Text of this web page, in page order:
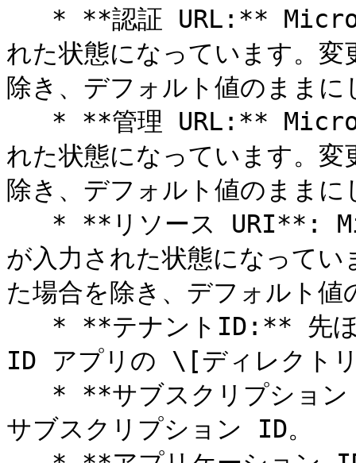
れた状態になっています。
除き、デフォルト値のままに
れた状態になっています。
除き、デフォルト値のままに
が入力された状態になって
た場合を除き、デフォルト
ID アプリの \[ディレクト
サブスクリプション ID。